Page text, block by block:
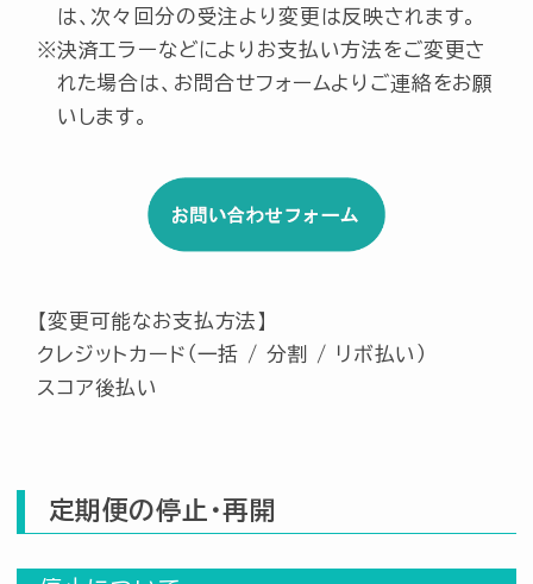
は、次々回分の受注より変更は反映されます。
決済エラーなどによりお支払い方法をご変更さ
れた場合は、お問合せフォームよりご連絡をお願
いします。
【変更可能なお支払方法】
クレジットカード（一括 / 分割 / リボ払い）
スコア後払い
定期便の停止・再開